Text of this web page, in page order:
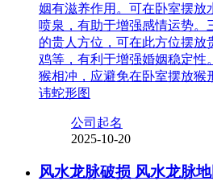
姻有滋养作用。可在卧室摆放
喷泉，有助于增强感情运势。
的贵人方位，可在此方位摆放
鸡等，有利于增强婚姻稳定性
猴相冲，应避免在卧室摆放猴
讳蛇形图
公司起名
2025-10-20
风水龙脉破损 风水龙脉